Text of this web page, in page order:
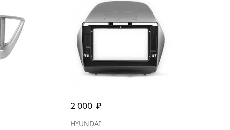
2 000 ₽
HYUNDAI